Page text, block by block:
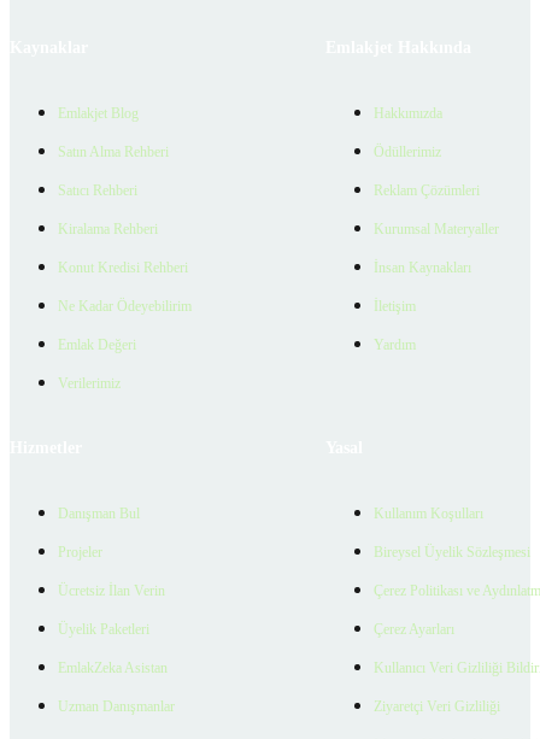
Emlakjet Blog
Satın Alma Rehberi
Satıcı Rehberi
Kiralama Rehberi
Konut Kredisi Rehberi
Ne Kadar Ödeyebilirim
Emlak Değeri
Verilerimiz
Hakkımızda
Ödüllerimiz
Reklam Çözümleri
Kurumsal Materyaller
İnsan Kaynakları
İletişim
Yardım
Danışman Bul
Projeler
Ücretsiz İlan Verin
Üyelik Paketleri
EmlakZeka Asistan
Uzman Danışmanlar
Kullanım Koşulları
Bireysel Üyelik Sözleşmesi
Çerez Politikası ve
Çerez Ayarları
Kullanıcı Veri Gizliliği
Ziyaretçi Veri Gizliliği